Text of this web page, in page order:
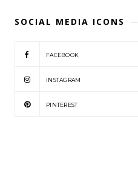
SOCIAL MEDIA ICONS
FACEBOOK
INSTAGRAM
PINTEREST